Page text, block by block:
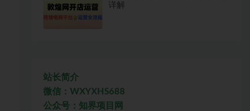
详解
站长简介
微信：WXYXHS688
公众号：知界项目网